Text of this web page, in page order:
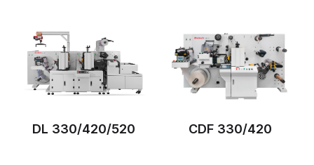
DL 330/420/520 CDF 330/420